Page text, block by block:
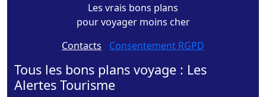
Les vrais bons plans
pour voyager moins cher
Contacts - Consentement RGPD
Tous les bons plans voyage : Les
Alertes Tourisme